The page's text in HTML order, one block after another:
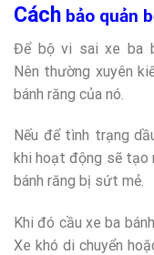
Cách bảo quản
Để bộ vi sai xe ba
Nên thường xuyên
bánh răng của nó.
Nếu để tình trạng
khi hoạt động sẽ tạo
bánh răng bị sứt mẻ.
Khi đó cầu xe ba
Xe khó di chuyển